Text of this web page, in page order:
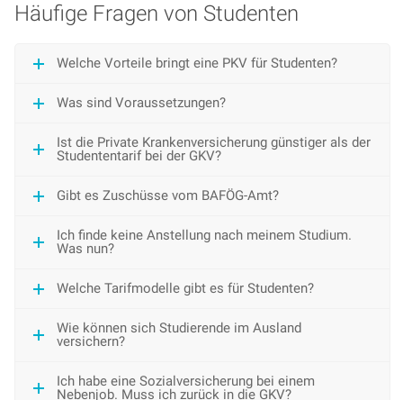
Häufige Fragen von Studenten
Welche Vorteile bringt eine PKV für Studenten?
Was sind Voraussetzungen?
Ist die Private Krankenversicherung günstiger als der
Studententarif bei der GKV?
Gibt es Zuschüsse vom BAFÖG-Amt?
Ich finde keine Anstellung nach meinem Studium.
Was nun?
Welche Tarifmodelle gibt es für Studenten?
Wie können sich Studierende im Ausland
versichern?
Ich habe eine Sozialversicherung bei einem
Nebenjob. Muss ich zurück in die GKV?